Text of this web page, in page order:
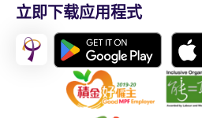
立即下载应用程式